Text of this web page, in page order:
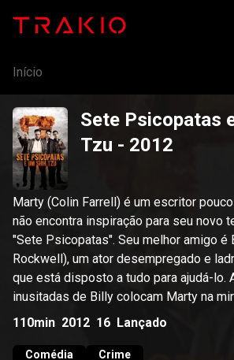
Início
Sete Psicopatas
Tzu - 2012
Marty (Colin Farrell) é um escritor
não encontra inspiração para seu novo
"Sete Psicopatas". Seu melhor amigo é
Rockwell), um ator desempregado e
que está disposto a tudo para ajudá-lo.
inusitadas de Billy colocam Marty na
temperamental, Charlie (Woody
pensaria duas vezes antes de matar
pusesse as mãos em seu cachorro.
110min 2012 16 Lançado
Comédia Crime